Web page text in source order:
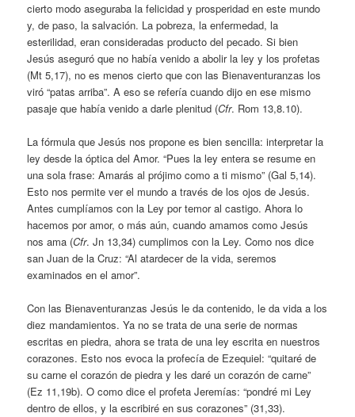
cierto modo aseguraba la felicidad y prosperidad en este mundo
y, de paso, la salvación. La pobreza, la enfermedad, la
esterilidad, eran consideradas producto del pecado. Si bien
Jesús aseguró que no había venido a abolir la ley y los profetas
(Mt 5,17), no es menos cierto que con las Bienaventuranzas los
viró “patas arriba”. A eso se refería cuando dijo en ese mismo
pasaje que había venido a darle plenitud (Cfr. Rom 13,8.10).
La fórmula que Jesús nos propone es bien sencilla: interpretar la
ley desde la óptica del Amor. “Pues la ley entera se resume en
una sola frase: Amarás al prójimo como a ti mismo” (Gal 5,14).
Esto nos permite ver el mundo a través de los ojos de Jesús.
Antes cumplíamos con la Ley por temor al castigo. Ahora lo
hacemos por amor, o más aún, cuando amamos como Jesús
nos ama (Cfr. Jn 13,34) cumplimos con la Ley. Como nos dice
san Juan de la Cruz: “Al atardecer de la vida, seremos
examinados en el amor”.
Con las Bienaventuranzas Jesús le da contenido, le da vida a los
diez mandamientos. Ya no se trata de una serie de normas
escritas en piedra, ahora se trata de una ley escrita en nuestros
corazones. Esto nos evoca la profecía de Ezequiel: “quitaré de
su carne el corazón de piedra y les daré un corazón de carne”
(Ez 11,19b). O como dice el profeta Jeremías: “pondré mi Ley
dentro de ellos, y la escribiré en sus corazones” (31,33).